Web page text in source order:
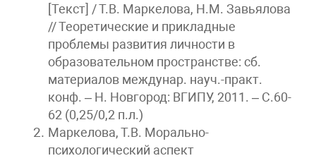
[Текст] / Т.В. Маркелова, Н.М. Завьялова
// Теоретические и прикладные
проблемы развития личности в
образовательном пространстве: сб.
материалов междунар. науч.-практ.
конф. – Н. Новгород: ВГИПУ, 2011. – С.60-
62 (0,25/0,2 п.л.)
Маркелова, Т.В. Морально-
психологический аспект